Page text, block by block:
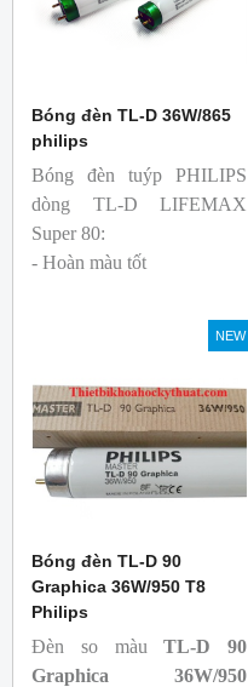
Bóng đèn TL-D 36W/865
philips
Bóng đèn tuýp PHILIPS
dòng TL-D LIFEMAX
Super 80:
- Hoàn màu tốt
cả ban đầu và trong suốt
tuổi thọ của bóng đèn, với
thông cao
- Tạo ra từ màu trắng ấm
đến ánh sáng ban ngày mát
mẻ
NEW
Bóng đèn TL-D 90
Graphica 36W/950 T8
Philips
Đèn so màu TL-D 90
Graphica 36W/950